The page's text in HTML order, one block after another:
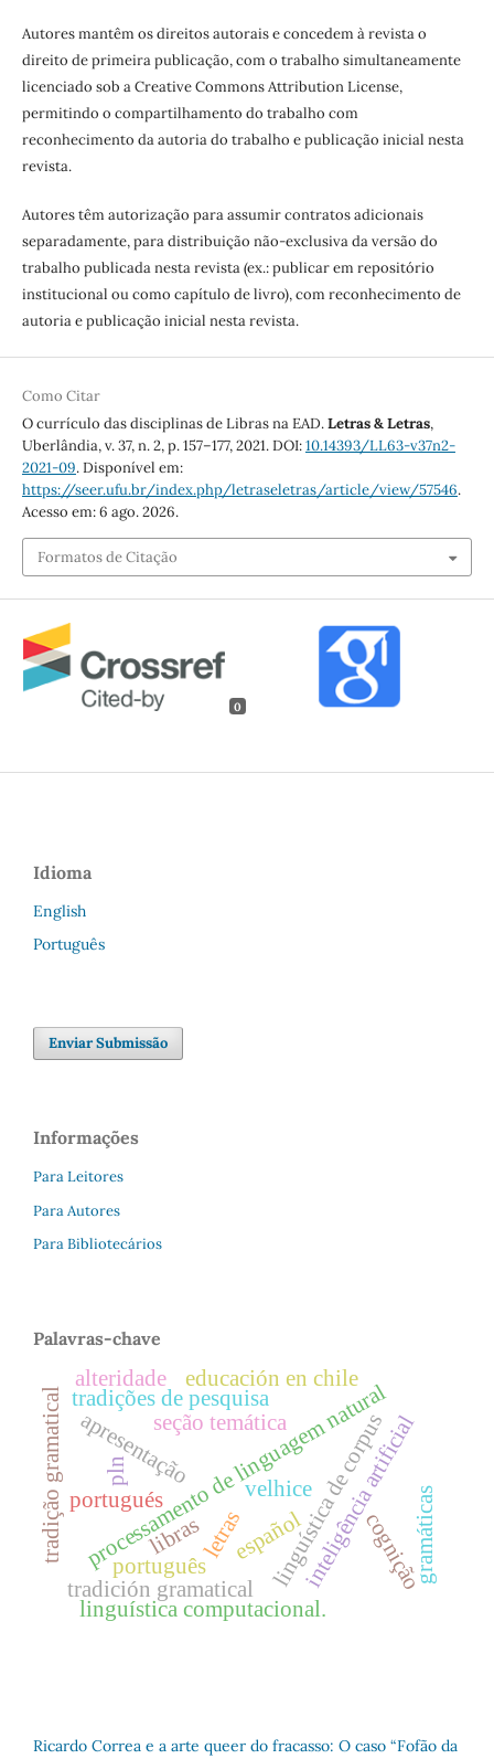
Autores mantêm os direitos autorais e concedem à revista o
direito de primeira publicação, com o trabalho simultaneamente
licenciado sob a Creative Commons Attribution License,
permitindo o compartilhamento do trabalho com
reconhecimento da autoria do trabalho e publicação inicial nesta
revista.
Autores têm autorização para assumir contratos adicionais
separadamente, para distribuição não-exclusiva da versão do
trabalho publicada nesta revista (ex.: publicar em repositório
institucional ou como capítulo de livro), com reconhecimento de
autoria e publicação inicial nesta revista.
Como Citar
O currículo das disciplinas de Libras na EAD.Letras & Letras,
Uberlândia, v. 37, n. 2, p. 157–177, 2021. DOI:10.14393/LL63-v37n2-
2021-09. Disponível em:
https://seer.ufu.br/index.php/letraseletras/article/view/57546.
Acesso em: 6 ago. 2026.
Formatos de Citação
0
Idioma
English
Português
Enviar Submissão
Informações
Para Leitores
Para Autores
Para Bibliotecários
Palavras-chave
linguística de corpus
processamento de linguagem natural
linguística computacional.
inteligência artificial
letras
apresentaçãoseção temática
cognição
tradições de pesquisa
educación en chile
gramáticas
tradición gramatical
portugués
español
tradição gramatical
português
libras
pln
velhice
alteridade
Ricardo Correa e a arte queer do fracasso: O caso “Fofão da